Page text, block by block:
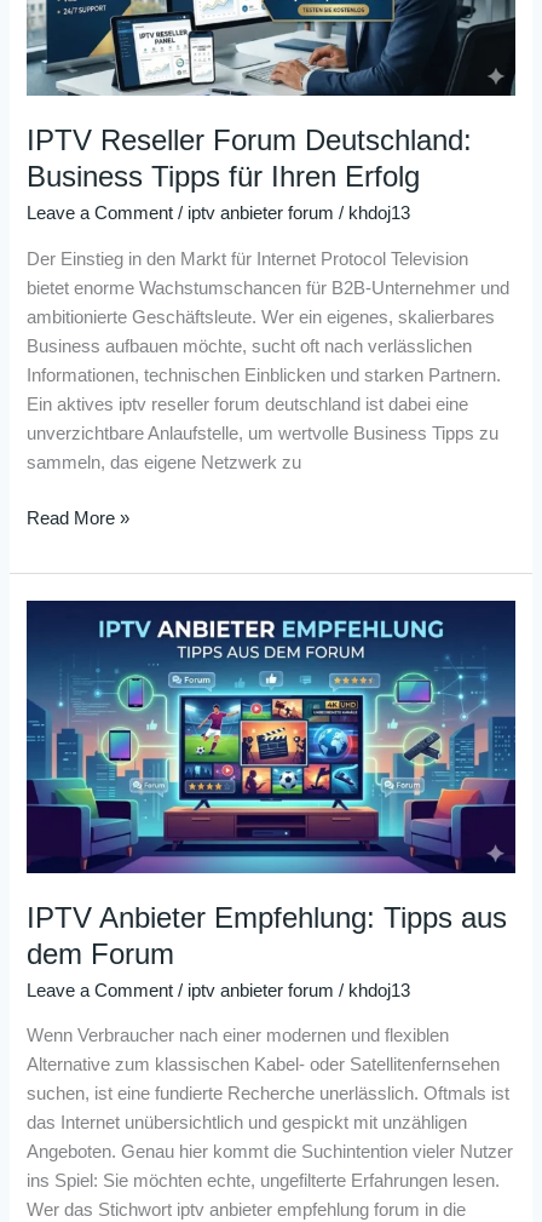
IPTV Reseller Forum Deutschland:
Business Tipps für Ihren Erfolg
Leave a Comment / iptv anbieter forum / khdoj13
Der Einstieg in den Markt für Internet Protocol Television
bietet enorme Wachstumschancen für B2B-Unternehmer und
ambitionierte Geschäftsleute. Wer ein eigenes, skalierbares
Business aufbauen möchte, sucht oft nach verlässlichen
Informationen, technischen Einblicken und starken Partnern.
Ein aktives iptv reseller forum deutschland ist dabei eine
unverzichtbare Anlaufstelle, um wertvolle Business Tipps zu
sammeln, das eigene Netzwerk zu
für
Ihren
Erfolg
Read More »
IPTV Anbieter Empfehlung: Tipps aus
dem Forum
Leave a Comment / iptv anbieter forum / khdoj13
Wenn Verbraucher nach einer modernen und flexiblen
Alternative zum klassischen Kabel- oder Satellitenfernsehen
suchen, ist eine fundierte Recherche unerlässlich. Oftmals ist
das Internet unübersichtlich und gespickt mit unzähligen
Angeboten. Genau hier kommt die Suchintention vieler Nutzer
ins Spiel: Sie möchten echte, ungefilterte Erfahrungen lesen.
Wer das Stichwort iptv anbieter empfehlung forum in die
Empfehlung:
Tipps
aus
Forum